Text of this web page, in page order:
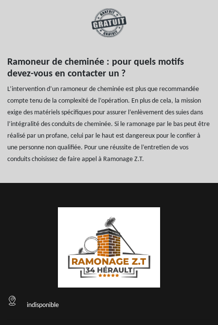
Ramoneur de cheminée : pour quels motifs
devez-vous en contacter un ?
L’intervention d’un ramoneur de cheminée est plus que recommandée
compte tenu de la complexité de l’opération. En plus de cela, la mission
exige des matériels spécifiques pour assurer l’enlèvement des suies dans
l’intégralité des conduits de cheminée. Si le ramonage par le bas peut être
réalisé par un profane, celui par le haut est dangereux pour le confier à
une personne non qualifiée. Pour une réussite de l’entretien de vos
conduits choisissez de faire appel à Ramonage Z.T.
indisponible